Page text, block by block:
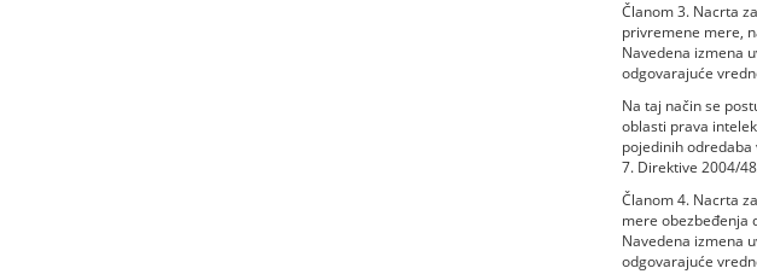
Članom 3. Nacrta
privremene mere,
Navedena izmena
odgovarajuće
Na taj način se
oblasti prava
pojedinih odredaba
7. Direktive 2004/
Članom 4. Nacrta
mere obezbeđenja
Navedena izmena
odgovarajuće